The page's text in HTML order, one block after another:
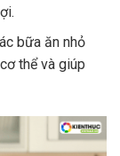
bữa ăn nhỏ
thể và giúp